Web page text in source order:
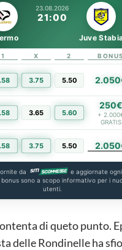
23.08.2026
21:00
Juve
1 X 2 BONUS
3.75 5.50
3.65 5.60
250€
+
GRATIS
3.75 5.50
da
e aggiornate
sono a scopo informativo per i
utenti.
di queto punto.
delle Rondinelle ha